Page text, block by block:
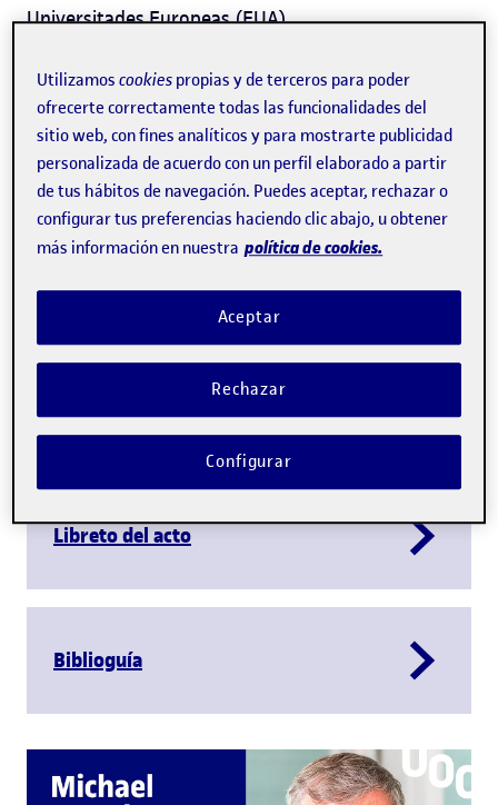
Universitades Europeas (EUA)
Reproduce
Crónica de la lección
Libreto del acto
Biblioguía
Utilizamoscookies propias y de terceros para poder
ofrecerte correctamente todas las funcionalidades del
sitio web, con fines analíticos y para mostrarte publicidad
personalizada de acuerdo con un perfil elaborado a partir
de tus hábitos de navegación. Puedes aceptar, rechazar o
configurar tus preferencias haciendo clic abajo, u obtener
más información en nuestra política de cookies.
Rechazar
Aceptar
Configurar